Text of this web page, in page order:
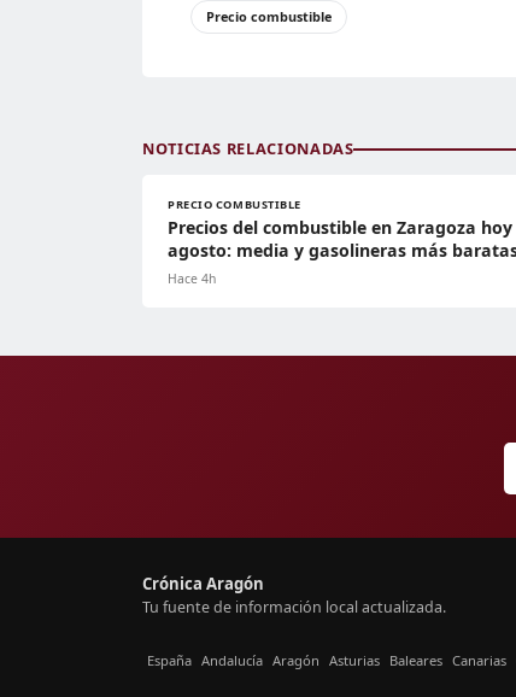
Precio combustible
NOTICIAS RELACIONADAS
PRECIO COMBUSTIBLE
Precios del combustible en Zaragoza hoy
agosto: media y gasolineras más
Hace 4h
Crónica Aragón
Tu fuente de información local actualizada.
España Andalucía Aragón Asturias Baleares Canarias